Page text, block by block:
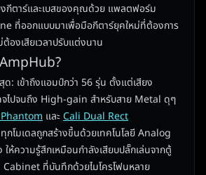
กีตาร์และเบสของคุณด้วย แพลตฟอร์ม
ที่ออกแบบมาเพื่อมือกีตาร์ยุคใหม่ที่ต้องการ
องเสียเวลาปรับแต่งนาน
: เข้าถึงแอมป์กว่า 56 รุ่น ตั้งแต่เสียง
จไปจนถึง High-gain สำหรับสาย Metal ดุๆ
และCali Dual Rect
โมเดลถูกสร้างขึ้นด้วยเทคโนโลยี Analog
ห้ความรู้สึกเหมือนกำลังเสียบปลั๊กเล่นจากตู้
ที่บันทึกด้วยไมโครโฟนหลาย